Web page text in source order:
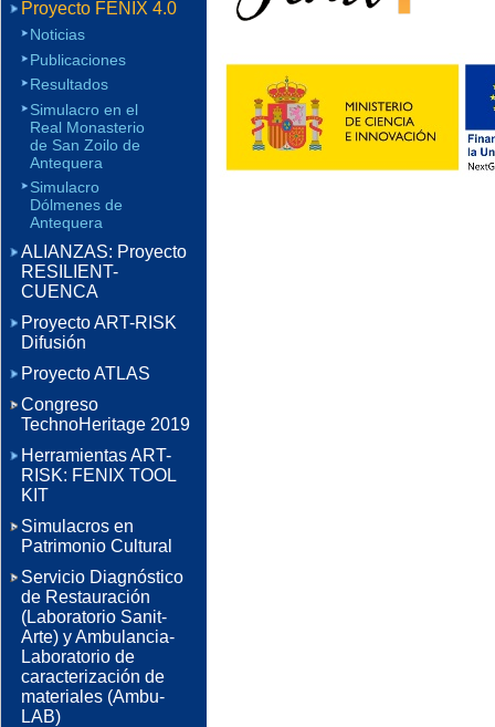
Proyecto FENIX 4.0
Noticias
Publicaciones
Resultados
Simulacro en el
Real Monasterio
de San Zoilo de
Antequera
Simulacro
Dólmenes de
Antequera
ALIANZAS: Proyecto
RESILIENT-
CUENCA
Proyecto ART-RISK
Difusión
Proyecto ATLAS
Congreso
TechnoHeritage 2019
Herramientas ART-
RISK: FENIX TOOL
KIT
Simulacros en
Patrimonio Cultural
Servicio Diagnóstico
de Restauración
(Laboratorio Sanit-
Arte) y Ambulancia-
Laboratorio de
caracterización de
materiales (Ambu-
LAB)